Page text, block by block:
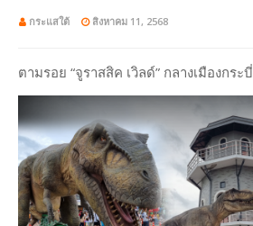
กระแสใต้ สิงหาคม 11, 2568
ตามรอย “จูราสสิค เวิลด์” กลางเมืองกระบี่